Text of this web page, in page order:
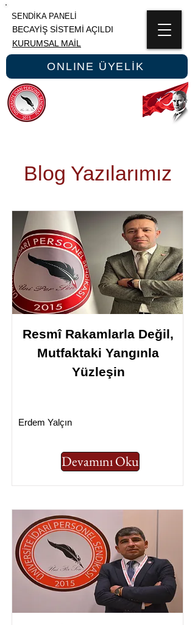
SENDİKA PANELİ
BECAYİŞ SİSTEMİ AÇILDI
KURUMSAL MAİL
ONLINE ÜYELİK
Blog Yazılarımız
Resmî Rakamlarla Değil,
Mutfaktaki Yangınla
Yüzleşin
Erdem Yalçın
Devamını Oku